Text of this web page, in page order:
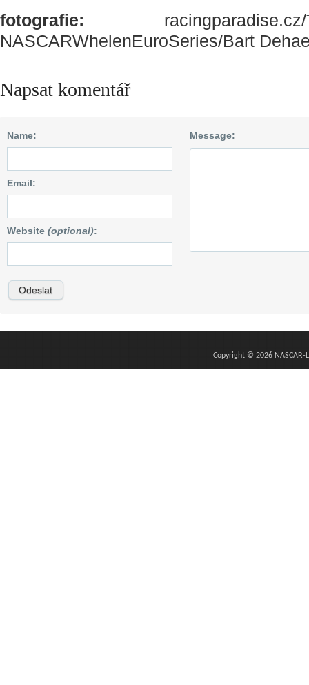
fotografie:
NASCARWhelenEuroSeries/Bart
Napsat komentář
Name:
Email:
Website (optional):
Message:
Copyright © 2026 NASCAR-